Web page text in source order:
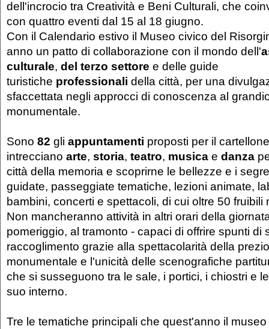
dell'incrocio tra Creatività e Beni Culturali, che
con quattro eventi dal 15 al 18 giugno.
Con il Calendario estivo il Museo civico del
anno un patto di collaborazione con il mondo dell'
culturale, del terzo settore e delle guide
turistiche professionali della città, per una
sfaccettata negli approcci di conoscenza al
monumentale.
Sono 82 gli appuntamenti proposti per il
intrecciano arte, storia, teatro, musica e danza
città della memoria e scoprirne le bellezze e i
guidate, passeggiate tematiche, lezioni animate,
bambini, concerti e spettacoli, di cui oltre 50 fruibili
Non mancheranno attività in altri orari della
pomeriggio, al tramonto - capaci di offrire spunti di
raccoglimento grazie alla spettacolarità della
monumentale e l'unicità delle scenografiche
che si susseguono tra le sale, i portici, i chiostri e
suo interno.
Tre le tematiche principali che quest'anno il